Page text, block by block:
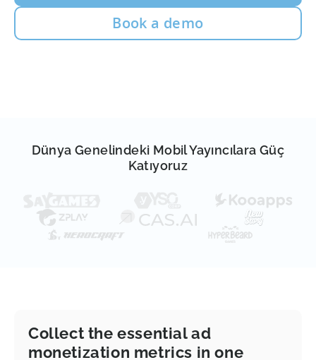
Book a demo
Dünya Genelindeki Mobil Yayıncılara Güç
Katıyoruz
Collect the essential ad
monetization metrics in one